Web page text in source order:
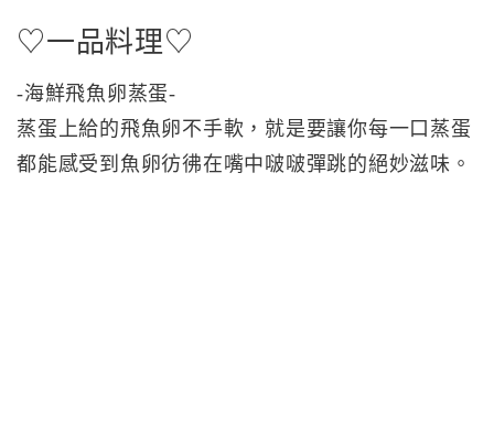
♡一品料理♡
-海鮮飛魚卵蒸蛋-
蒸蛋上給的飛魚卵不手軟，就是要讓你每一口蒸蛋
都能感受到魚卵彷彿在嘴中啵啵彈跳的絕妙滋味。